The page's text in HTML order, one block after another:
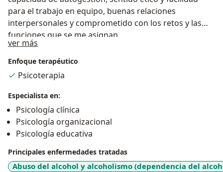
para el trabajo en equipo, buenas relaciones
interpersonales y comprometido con los retos y las
funciones que se me asignan.
ver más
Enfoque terapéutico
Psicoterapia
Especialista en:
Psicología clínica
Psicología organizacional
Psicología educativa
Principales enfermedades tratadas
Abuso del alcohol y alcoholismo (dependencia del